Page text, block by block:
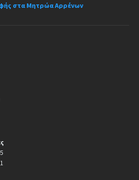
στα Μητρώα Αρρένων